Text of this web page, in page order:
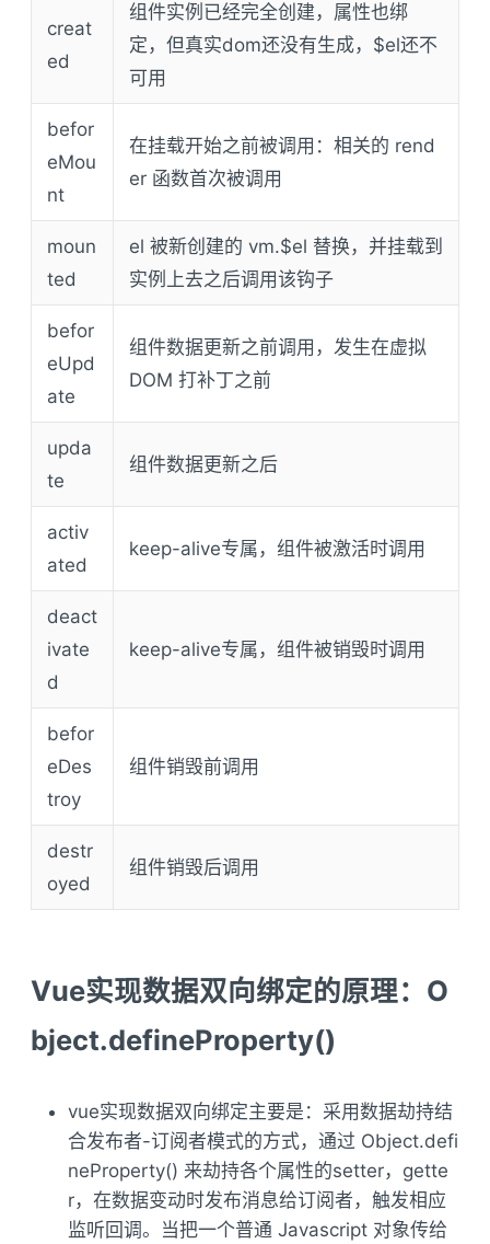
creat
ed
组件实例已经完全创建，属性也绑
定，但真实dom还没有生成，$el还不
可用
befor
eMou
nt
在挂载开始之前被调用：相关的 rend
er 函数首次被调用
moun
ted
el 被新创建的 vm.$el 替换，并挂载到
实例上去之后调用该钩子
befor
eUpd
ate
组件数据更新之前调用，发生在虚拟
DOM 打补丁之前
upda
te
组件数据更新之后
activ
ated
keep-alive专属，组件被激活时调用
deact
ivate
d
keep-alive专属，组件被销毁时调用
befor
eDes
troy
组件销毁前调用
destr
oyed
组件销毁后调用
Vue实现数据双向绑定的原理：O
bject.defineProperty()
vue实现数据双向绑定主要是：采用数据劫持结
合发布者-订阅者模式的方式，通过 Object.defi
neProperty() 来劫持各个属性的setter，gette
r，在数据变动时发布消息给订阅者，触发相应
监听回调。当把一个普通 Javascript 对象传给